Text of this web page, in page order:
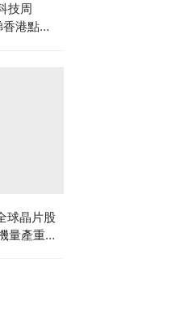
技周
港點樣
球晶片股
量產重創